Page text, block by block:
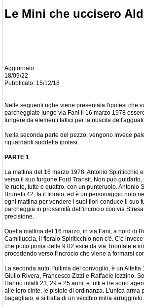
Le Mini che uccisero
Aggiornato:
18/09/22
Pubblicato: 15/12/18
Nelle seguenti righe viene presentata l'ipotesi che
parcheggiate lungo via Fani il 16 marzo 1978
fungere da elementi tattici per la riuscita
Nella seconda parte del pezzo, vengono invece
riguardanti suddetta ipotesi.
PARTE 1
La mattina del 16 marzo 1978, Antonio Spiriticchio
verso il suo furgone Ford Transit. Non può
le ruote, tutte e quattro, con un punteruolo. Antonio
Brunetti 42, fa il fioraio, ed è un personaggio noto
ogni mattina per vendere i suoi fiori conduce il suo
parcheggia in prossimità dell'incrocio con via
precisione.
Quella mattina del 16 marzo, in via Fani, a nord di
Camilluccia, il fioraio Spiriticchio non c'è. C'è
che poco prima delle 9.02 esce da via Trionfale e
procedendo verso l'incrocio che viene a formarsi
La seconda auto, l'ultima del convoglio, è un
Giulio Rivera, Francesco Zizzi e Raffaele Iozzino.
Hanno infatti 23, 29 e 25 anni; e tutti e tre sono
alle loro cinte, le pistole di ordinanza. L'unica arma
bagagliaio, e si tratta di un vecchio mitra arrugginito.